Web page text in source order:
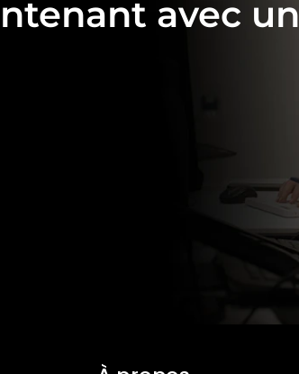
avec un